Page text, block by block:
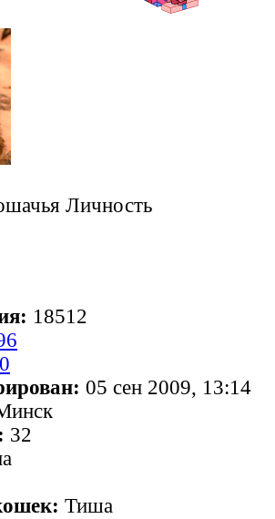
Личность
18512
05 сен 2009, 13:14
32
Тиша